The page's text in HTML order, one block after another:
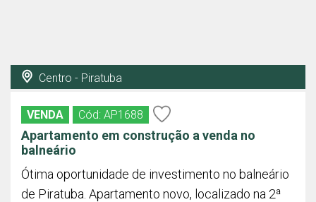
Centro - Piratuba
VENDA Cód: AP1688
Apartamento em construção a venda no
balneário
Ótima oportunidade de investimento no balneário
de Piratuba. Apartamento novo, localizado na 2ª